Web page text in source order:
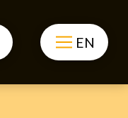
EN